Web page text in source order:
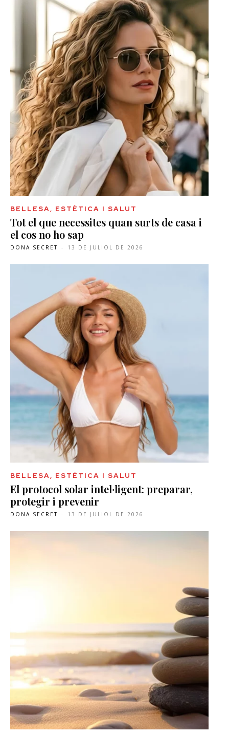
BELLESA, ESTÈTICA I SALUT
Tot el que necessites quan surts de casa i
el cos no ho sap
DONA SECRET - 13 DE JULIOL DE 2026
BELLESA, ESTÈTICA I SALUT
El protocol solar intel·ligent: preparar,
protegir i prevenir
DONA SECRET - 13 DE JULIOL DE 2026